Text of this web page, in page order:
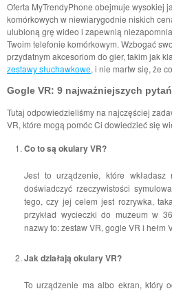
Oferta MyTrendyPhone obejmuje wysokiej
komórkowych w niewiarygodnie niskich
ulubioną grę wideo i zapewnią
Twoim telefonie komórkowym. Wzbogać
przydatnym akcesoriom do gier, takim jak
zestawy słuchawkowe, i nie martw się, że
Gogle VR: 9 najważniejszych
Tutaj odpowiedzieliśmy na najczęściej
VR, które mogą pomóc Ci dowiedzieć się
Co to są okulary VR?
Jest to urządzenie, które
doświadczyć rzeczywistości
tego, czy jej celem jest rozrywka,
przykład wycieczki do muzeum w
nazwy to: zestaw VR, gogle VR i hełm
Jak działają okulary VR?
To urządzenie ma albo ekran, który